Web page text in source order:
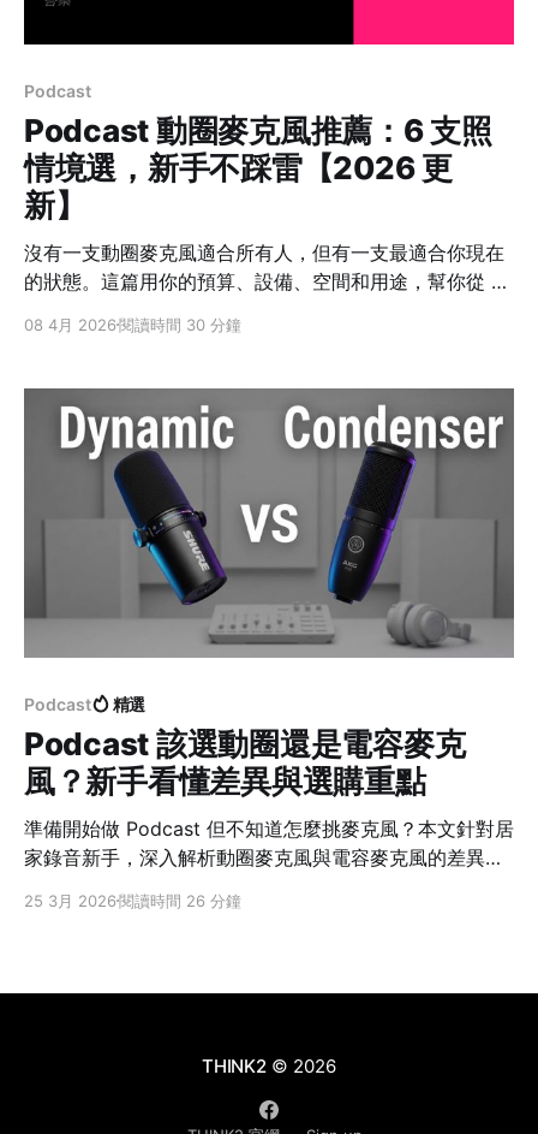
Podcast
Podcast 動圈麥克風推薦：6 支照
情境選，新手不踩雷【2026 更
新】
沒有一支動圈麥克風適合所有人，但有一支最適合你現在
的狀態。這篇用你的預算、設備、空間和用途，幫你從 6
08 4月 2026閱讀時間 30 分鐘
Podcast 精選
Podcast 該選動圈還是電容麥克
風？新手看懂差異與選購重點
準備開始做 Podcast 但不知道怎麼挑麥克風？本文針對居
家錄音新手，深入解析動圈麥克風與電容麥克風的差異。
一次找到最適合的專業錄音方案。
25 3月 2026閱讀時間 26 分鐘
THINK2© 2026